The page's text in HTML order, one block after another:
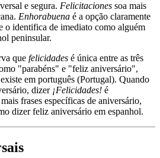
e segura. Felicitaciones soa mais
Enhorabuena é a opção claramente
o identifica de imediato como alguém
peninsular.
que felicidades é única entre as três
"parabéns" e "feliz aniversário",
em português (Portugal). Quando
dizer ¡Felicidades! é
frases específicas de aniversário,
dizer feliz aniversário em espanhol.